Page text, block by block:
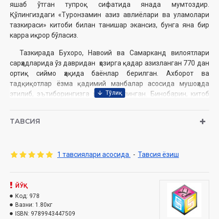
яшаб ўтган тупроқ сифатида янада мумтоздир.
Қўлингиздаги «Туронзамин азиз авлиёлари ва уламолари
тазкираси» китоби билан танишар экансиз, бунга яна бир
карра иқрор бўласиз.
Тазкирада Бухоро, Навоий ва Самарканд вилоятлари
сарҳадларида ўз давридан ҳозирга қадар азизланган 770 дан
ортиқ сиймо ҳақида баёнлар берилган. Ахборот ва
тадқиқотлар ёзма қадимий манбалар асосида мушоҳада
этилиб, эътиборингизга ҳавола қилинган. Бинобарин, китоб
умиддамиз.
Номи:«Tуронзамин азиз авлиёлари ва
Сана:
Ҳажми:672 бет
ISBN:978-9943-4475-0-9
Бичими:60×84 1/8
ТАВСИЯ
1 тавсиялари асосида. - Тавсия ёзиш
ЙЎҚ
Код: 978
Вазни: 1.80кг
ISBN: 9789943447509